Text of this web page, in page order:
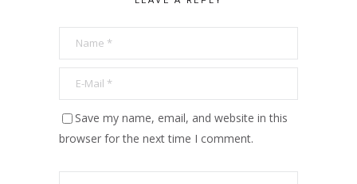
Save my name, email, and website in this
browser for the next time I comment.